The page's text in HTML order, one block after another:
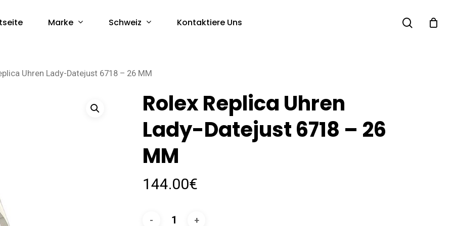
Marke Schweiz Kontaktiere Uns search
Uhren Lady-Datejust 6718 – 26 MM
Rolex Replica Uhren
Lady-Datejust 6718 – 26
MM
144.00€